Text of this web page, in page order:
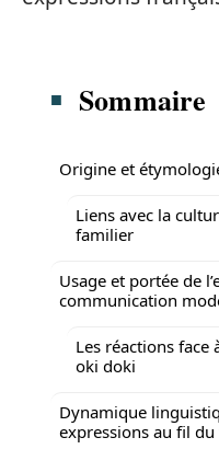
Sommaire
Origine et
Liens avec la
familier
Usage et portée de
communication
Les réactions face
oki doki
Dynamique
expressions au fil